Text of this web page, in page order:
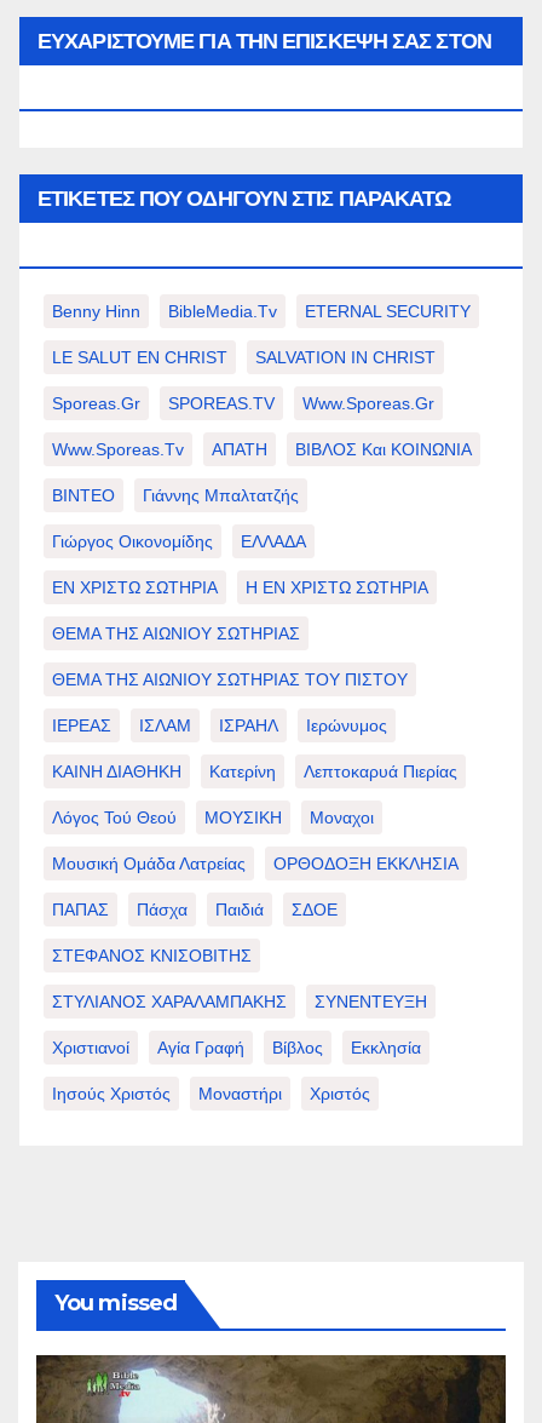
ΕΥΧΑΡΙΣΤΟΥΜΕ ΓΙΑ ΤΗΝ ΕΠΙΣΚΕΨΗ ΣΑΣ ΣΤΟΝ
ΕΤΙΚΈΤΕΣ ΠΟΥ ΟΔΗΓΟΎΝ ΣΤΙΣ ΠΑΡΑΚΆΤΩ
Benny Hinn BibleMedia.tv ETERNAL SECURITY
LE SALUT EN CHRIST SALVATION IN CHRIST
Sporeas.gr SPOREAS.TV Www.sporeas.gr
Www.sporeas.tv ΑΠΑΤΗ ΒΙΒΛΟΣ Και ΚΟΙΝΩΝΙΑ
ΒΙΝΤΕΟ Γιάννης Μπαλτατζής
Γιώργος Οικονομίδης ΕΛΛΑΔΑ
ΕΝ ΧΡΙΣΤΩ ΣΩΤΗΡΙΑ Η ΕΝ ΧΡΙΣΤΩ ΣΩΤΗΡΙΑ
ΘΕΜΑ ΤΗΣ ΑΙΩΝΙΟΥ ΣΩΤΗΡΙΑΣ
ΘΕΜΑ ΤΗΣ ΑΙΩΝΙΟΥ ΣΩΤΗΡΙΑΣ ΤΟΥ ΠΙΣΤΟΥ
ΙΕΡΕΑΣ ΙΣΛΑΜ ΙΣΡΑΗΛ Ιερώνυμος
ΚΑΙΝΗ ΔΙΑΘΗΚΗ Κατερίνη Λεπτοκαρυά Πιερίας
Λόγος Τού Θεού ΜΟΥΣΙΚΗ Μοναχοι
Μουσική Ομάδα Λατρείας ΟΡΘΟΔΟΞΗ ΕΚΚΛΗΣΙΑ
ΠΑΠΑΣ Πάσχα Παιδιά ΣΔΟΕ
ΣΤΕΦΑΝΟΣ ΚΝΙΣΟΒΙΤΗΣ
ΣΤΥΛΙΑΝΟΣ ΧΑΡΑΛΑΜΠΑΚΗΣ ΣΥΝΕΝΤΕΥΞΗ
Χριστιανοί Αγία Γραφή Βίβλος Εκκλησία
Ιησούς Χριστός Μοναστήρι Χριστός
You missed